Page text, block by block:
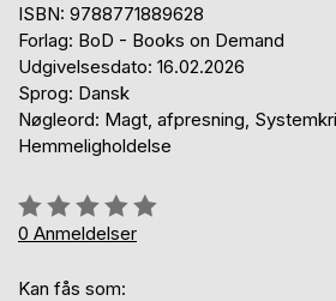
ISBN: 9788771889628
Forlag: BoD - Books on Demand
Udgivelsesdato: 16.02.2026
Sprog: Dansk
Nøgleord: Magt, afpresning,
Hemmeligholdelse
Anmeldelse::
0%
0 Anmeldelser
Kan fås som: